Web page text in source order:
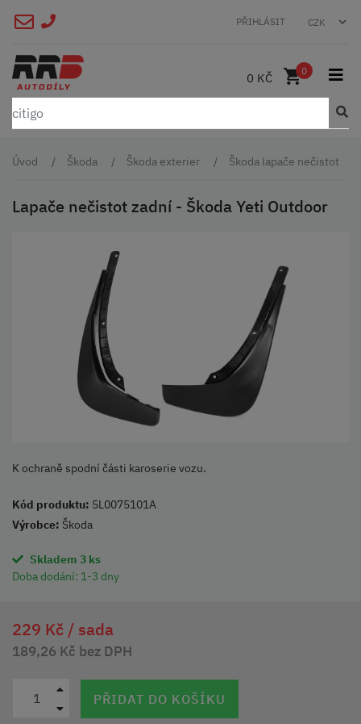
PŘIHLÁSIT
0 KČ 0
Úvod Škoda Škoda exterier Škoda lapače nečistot
Lapače nečistot zadní - Škoda Yeti Outdoor
K ochraně spodní části karoserie vozu.
Kód produktu: 5L0075101A
Výrobce: Škoda
Skladem 3 ks
Doba dodání: 1-3 dny
229 Kč / sada
189,26 Kč bez DPH
PŘIDAT DO KOŠÍKU